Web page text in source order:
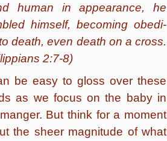
human in appearance, he
himself, becoming obedi­
death, even death on a cross.
2:7-8)
be easy to gloss over these
as we focus on the baby in
But think for a moment
the sheer magnitude of what